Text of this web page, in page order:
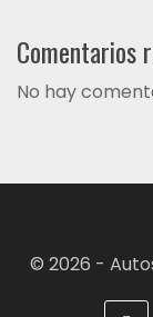
Comentarios
No hay
© 2026 -